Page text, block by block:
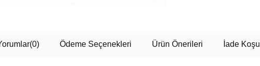
(0) Ödeme Seçenekleri Ürün Önerileri İade